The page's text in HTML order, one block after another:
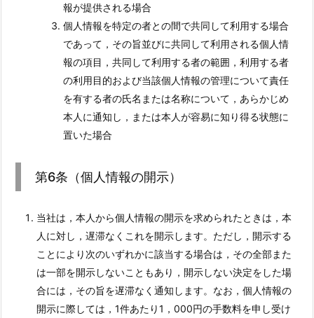
報が提供される場合
個人情報を特定の者との間で共同して利用する場合
であって，その旨並びに共同して利用される個人情
報の項目，共同して利用する者の範囲，利用する者
の利用目的および当該個人情報の管理について責任
を有する者の氏名または名称について，あらかじめ
本人に通知し，または本人が容易に知り得る状態に
置いた場合
第6条（個人情報の開示）
当社は，本人から個人情報の開示を求められたときは，本
人に対し，遅滞なくこれを開示します。ただし，開示する
ことにより次のいずれかに該当する場合は，その全部また
は一部を開示しないこともあり，開示しない決定をした場
合には，その旨を遅滞なく通知します。なお，個人情報の
開示に際しては，1件あたり1，000円の手数料を申し受け